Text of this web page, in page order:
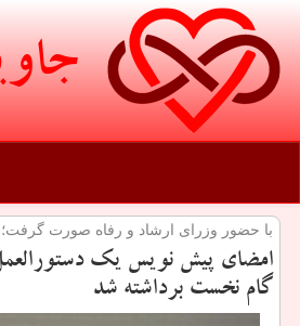
با حضور وزرای ارشاد و رفاه صورت گرفت؛
امضای پیش نویس یك
گام نخست برداشته شد